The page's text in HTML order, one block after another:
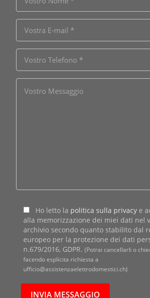
Ho letto la politica sulla privacy e
alla memorizzazione dei miei dati nel
archivio secondo quanto stabilito dal
europeo per la protezione dei dati
n.679/2016, GDPR. (Potrai cancellarli o
facendo esplicita richiesta a
ufficio@assistenzaelettrodomestici.ch)